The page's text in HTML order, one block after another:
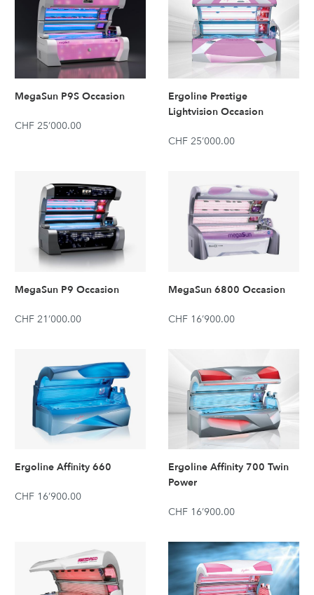
MegaSun P9S Occasion
CHF 25’000.00
Ergoline Prestige
Lightvision Occasion
CHF 25’000.00
MegaSun P9 Occasion
CHF 21’000.00
MegaSun 6800 Occasion
CHF 16’900.00
Ergoline Affinity 660
CHF 16’900.00
Ergoline Affinity 700 Twin
Power
CHF 16’900.00